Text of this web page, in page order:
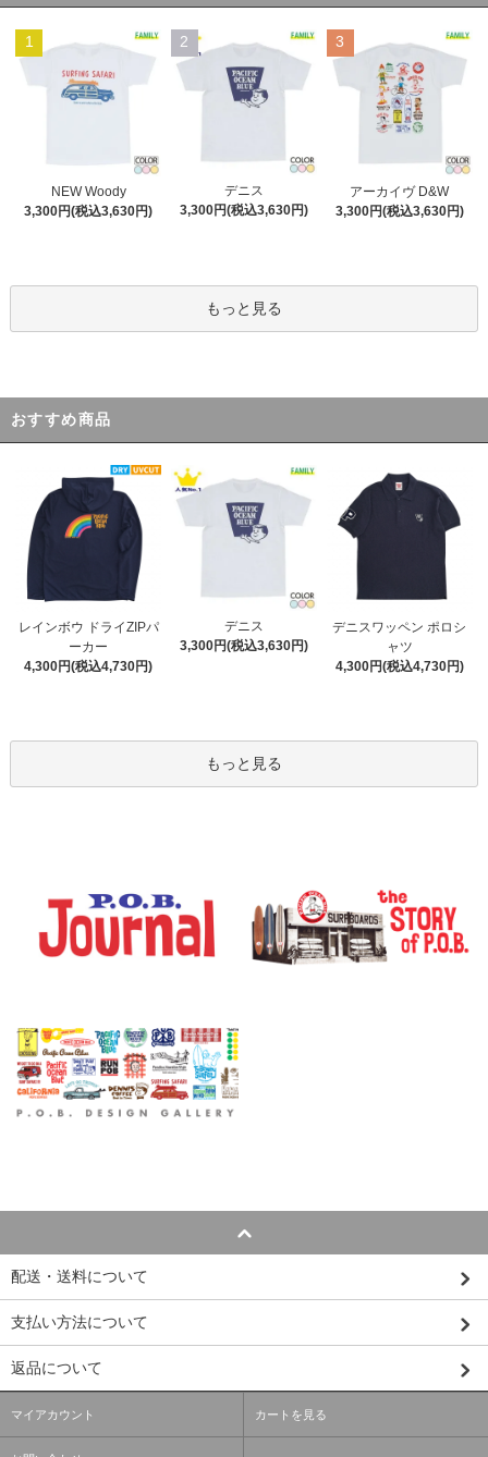
1
NEW Woody
3,300円(税込3,630円)
2
デニス
3,300円(税込3,630円)
3
アーカイヴ D&W
3,300円(税込3,630円)
もっと見る
おすすめ商品
レインボウ ドライZIPパ
ーカー
4,300円(税込4,730円)
デニス
3,300円(税込3,630円)
デニスワッペン ポロシ
ャツ
4,300円(税込4,730円)
もっと見る
配送・送料について
支払い方法について
返品について
マイアカウント カートを見る